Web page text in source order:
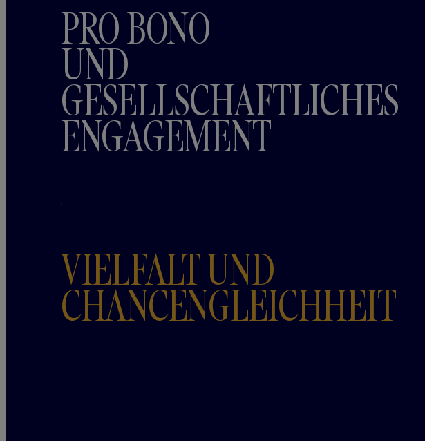
PRO BONO
UND
GESELLSCHAFTLICHES
ENGAGEMENT
VIELFALT UND
CHANCENGLEICHHEIT